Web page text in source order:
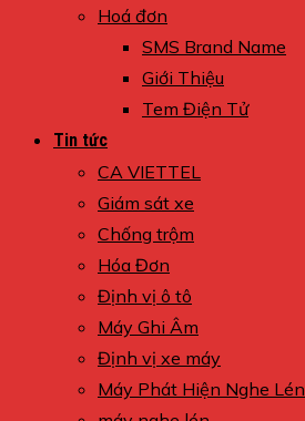
Hoá đơn
SMS Brand Name
Giới Thiệu
Tem Điện Tử
Tin tức
CA VIETTEL
Giám sát xe
Chống trộm
Hóa Đơn
Định vị ô tô
Máy Ghi Âm
Định vị xe máy
Máy Phát Hiện Nghe Lén